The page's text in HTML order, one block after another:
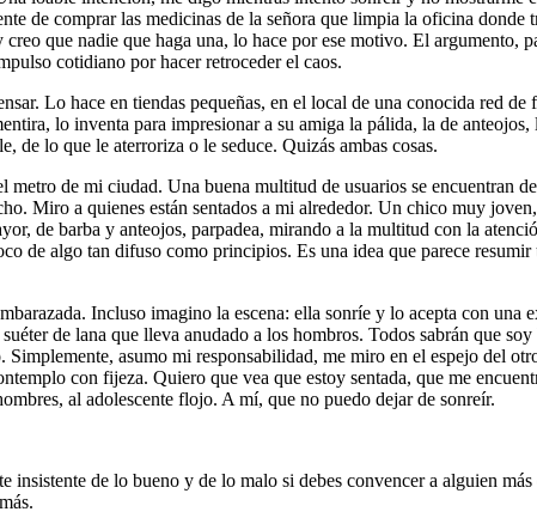
de comprar las medicinas de la señora que limpia la oficina
que nadie que haga una, lo hace por ese motivo. El
cotidiano por hacer retroceder el caos.
Lo hace en tiendas pequeñas, en el local de una conocida red
lo inventa para impresionar a su amiga la pálida, la de
de lo que le aterroriza o le seduce. Quizás ambas cosas.
de mi ciudad. Una buena multitud de usuarios se encuentran
Miro a quienes están sentados a mi alrededor. Un chico muy
de barba y anteojos, parpadea, mirando a la multitud con la
de algo tan difuso como principios. Es una idea que parece
Incluso imagino la escena: ella sonríe y lo acepta con
de lana que lleva anudado a los hombros. Todos sabrán que
asumo mi responsabilidad, me miro en el espejo del
con fijeza. Quiero que vea que estoy sentada, que me
al adolescente flojo. A mí, que no puedo dejar de sonreír.
insistente de lo bueno y de lo malo si debes convencer a alguien